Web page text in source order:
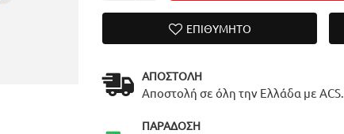
ΕΠΙΘΥΜΗΤΌ
ΑΠΟΣΤΟΛΉ
Αποστολή σε όλη την Ελλάδα με ACS.
ΠΑΡΆΔΟΣΗ